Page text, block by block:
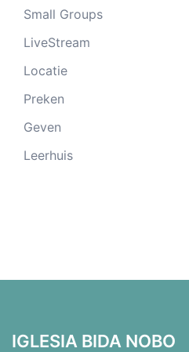
Small Groups
LiveStream
Locatie
Preken
Geven
Leerhuis
IGLESIA BIDA NOBO